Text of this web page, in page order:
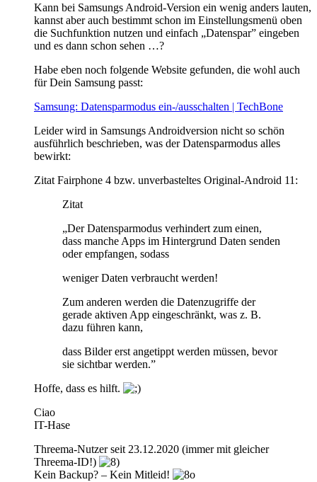
Kann bei Samsungs Android-Version ein wenig anders lauten,
kannst aber auch bestimmt schon im Einstellungsmenü oben
die Suchfunktion nutzen und einfach „Datenspar” eingeben
und es dann schon sehen …?
Habe eben noch folgende Website gefunden, die wohl auch
für Dein Samsung passt:
Samsung: Datensparmodus ein-/ausschalten | TechBone
Leider wird in Samsungs Androidversion nicht so schön
ausführlich beschrieben, was der Datensparmodus alles
bewirkt:
Zitat Fairphone 4 bzw. unverbasteltes Original-Android 11:
Zitat
„Der Datensparmodus verhindert zum einen,
dass manche Apps im Hintergrund Daten senden
oder empfangen, sodass
weniger Daten verbraucht werden!
Zum anderen werden die Datenzugriffe der
gerade aktiven App eingeschränkt, was z. B.
dazu führen kann,
dass Bilder erst angetippt werden müssen, bevor
sie sichtbar werden.”
Hoffe, dass es hilft.
Ciao
IT-Hase
Threema-Nutzer seit 23.12.2020 (immer mit gleicher
Threema-ID!)
Kein Backup? – Kein Mitleid!